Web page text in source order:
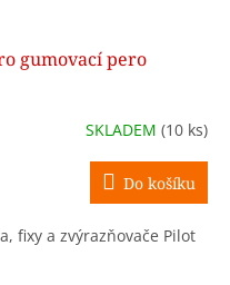
gumovací pero
SKLADEM (10 ks)
Do košíku
fixy a zvýrazňovače Pilot